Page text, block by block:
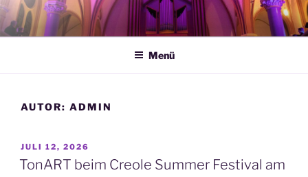
Zum
Inhalt
springen
Menü
AUTOR: ADMIN
VERÖFFENTLICHT
AM
JULI 12, 2026
TonART beim Creole Summer Festival am